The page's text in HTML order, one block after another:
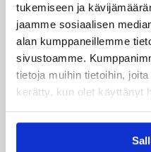
tukemiseen ja
jaamme sosiaalisen
alan kumppaneillemme
sivustoamme.
tietoja muihin tietoihin,
kerätty, kun olet käyttänyt